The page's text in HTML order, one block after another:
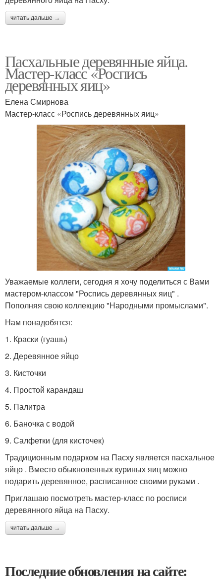
читать дальше →
Пасхальные деревянные яйца.
Мастер-класс «Роспись
деревянных яиц»
Елена Смирнова
Мастер-класс «Роспись деревянных яиц»
Уважаемые коллеги, сегодня я хочу поделиться с Вами
мастером-классом "Роспись деревянных яиц" .
Пополняя свою коллекцию "Народными промыслами".
Нам понадобятся:
1. Краски (гуашь)
2. Деревянное яйцо
3. Кисточки
4. Простой карандаш
5. Палитра
6. Баночка с водой
9. Салфетки (для кисточек)
Традиционным подарком на Пасху является пасхальное
яйцо . Вместо обыкновенных куриных яиц можно
подарить деревянное, расписанное своими руками .
Приглашаю посмотреть мастер-класс по росписи
деревянного яйца на Пасху.
читать дальше →
Последние обновления на сайте: